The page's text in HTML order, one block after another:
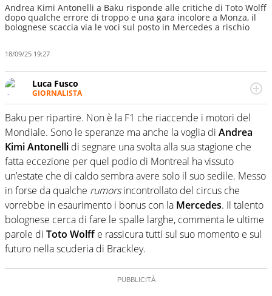
Andrea Kimi Antonelli a Baku risponde alle critiche di Toto Wolff
dopo qualche errore di troppo e una gara incolore a Monza, il
bolognese scaccia via le voci sul posto in Mercedes a rischio
18/09/25 19:27
Luca Fusco
GIORNALISTA
Giornalista multimediale. Quando si accendono i motori,
lui sgasa, impenna, derapa. E spesso e volentieri finisce
sul podio
Baku per ripartire. Non è la F1 che riaccende i motori del
Mondiale. Sono le speranze ma anche la voglia di Andrea
Kimi Antonelli di segnare una svolta alla sua stagione che
fatta eccezione per quel podio di Montreal ha vissuto
un’estate che di caldo sembra avere solo il suo sedile. Messo
in forse da qualche rumorsincontrollato del circus che
vorrebbe in esaurimento i bonus con la Mercedes. Il talento
bolognese cerca di fare le spalle larghe, commenta le ultime
parole di Toto Wolffe rassicura tutti sul suo momento e sul
futuro nella scuderia di Brackley.